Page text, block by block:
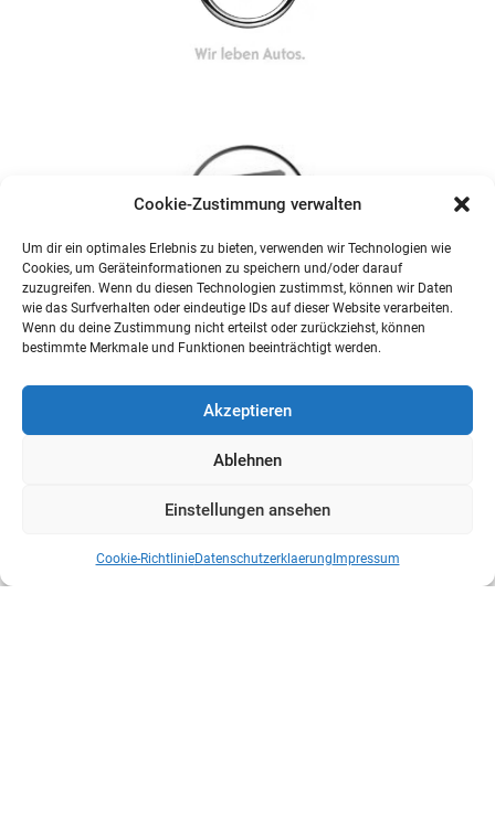
Cookie-Zustimmung verwalten
Um dir ein optimales Erlebnis zu bieten, verwenden wir Technologien wie
Cookies, um Geräteinformationen zu speichern und/oder darauf
zuzugreifen. Wenn du diesen Technologien zustimmst, können wir Daten
wie das Surfverhalten oder eindeutige IDs auf dieser Website verarbeiten.
Wenn du deine Zustimmung nicht erteilst oder zurückziehst, können
bestimmte Merkmale und Funktionen beeinträchtigt werden.
Akzeptieren
Ablehnen
Einstellungen ansehen
Cookie-RichtlinieDatenschutzerklaerung Impressum